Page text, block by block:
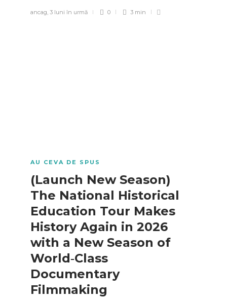
ancag, 3 luni în urmă 0 3 min
AU CEVA DE SPUS
(Launch New Season)
The National Historical
Education Tour Makes
History Again in 2026
with a New Season of
World‑Class
Documentary
Filmmaking